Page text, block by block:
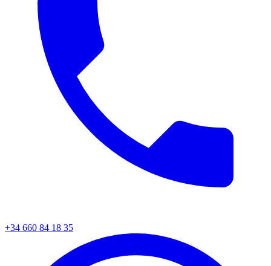
+34 660 84 18 35